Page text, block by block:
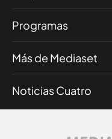
Programas
Más de Mediaset
Noticias Cuatro